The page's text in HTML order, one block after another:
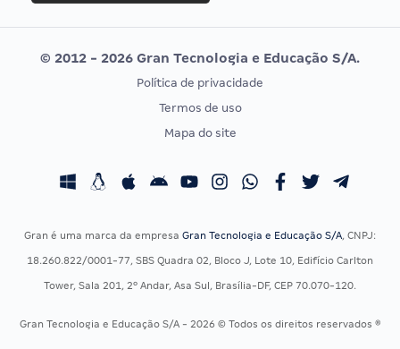
Editais publicados
Vunesp
CONCURSOS POR PROFISSÃO
Concursos Fiscais
Concursos Saúde
Residência Multiprofissional
EXAME DE ORDEM
Calendário OAB
© 2012 - 2026 Gran Tecnologia e Educação S/A.
Política de privacidade
Termos de uso
Mapa do site
Gran é uma marca da empresa Gran Tecnologia e Educação S/A, CNPJ:
18.260.822/0001-77, SBS Quadra 02, Bloco J, Lote 10, Edifício Carlton
Tower, Sala 201, 2º Andar, Asa Sul, Brasília-DF, CEP 70.070-120.
Gran Tecnologia e Educação S/A - 2026 © Todos os direitos reservados ®